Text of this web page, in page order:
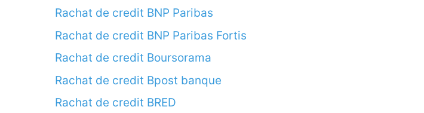
Rachat de credit BNP Paribas
Rachat de credit BNP Paribas Fortis
Rachat de credit Boursorama
Rachat de credit Bpost banque
Rachat de credit BRED